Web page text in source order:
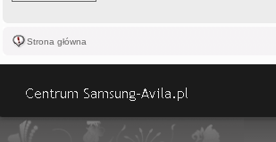
Strona główna